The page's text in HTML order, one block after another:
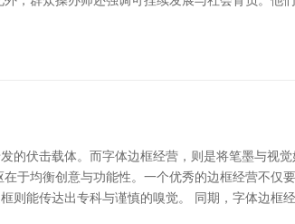
的伏击载体。而字体边框经营，则是将笔墨与
于均衡创意与功能性。一个优秀的边框经营不
则能传达出专科与谨慎的嗅觉。 同期，字体边框